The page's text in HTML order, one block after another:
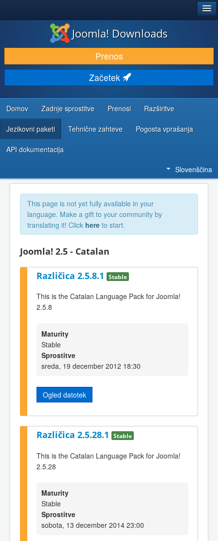
PRENESI IN RAZŠIRI
ODKRIJTE & IZVEJTE
SKUPNOST IN PODPORA
VIRI ZA RAZVIJALCE
Joomla! Downloads
Prenos
Začetek
Domov Zadnje sprostitve Prenosi Razširitve
Jezikovni paketi Tehnične zahteve Pogosta vprašanja
API dokumentacija
Slovenščina
This page is not yet fully available in your
language. Make a gift to your community by
translating it! Click here to start.
Joomla! 2.5 - Catalan
Različica 2.5.8.1 Stable
This is the Catalan Language Pack for Joomla!
2.5.8
Maturity
Stable
Sprostitve
sreda, 19 december 2012 18:30
Ogled datotek
Različica 2.5.28.1 Stable
This is the Catalan Language Pack for Joomla!
2.5.28
Maturity
Stable
Sprostitve
sobota, 13 december 2014 23:00